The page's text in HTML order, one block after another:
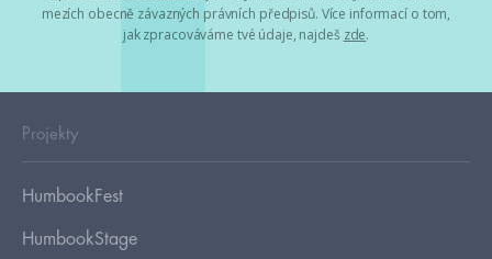
mezích obecně závazných právních předpisů. Více informací o tom,
jak zpracováváme tvé údaje, najdeš zde.
Projekty
HumbookFest
HumbookStage